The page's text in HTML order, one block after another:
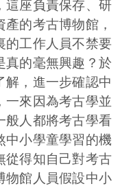
這座負責保存、研
的考古博物館，
的工作人員不禁要
真的毫無興趣？於
解，進一步確認中
一來因為考古學並
般人都將考古學看
中小學童學習的機
從得知自己對考古
物館人員假設中小